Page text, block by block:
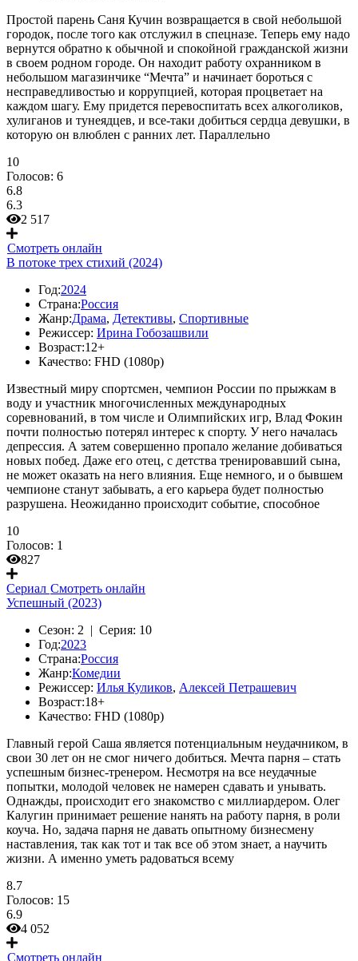
Простой парень Саня Кучин возвращается в свой небольшой
городок, после того как отслужил в спецназе. Теперь ему надо
вернутся обратно к обычной и спокойной гражданской жизни
в своем родном городе. Он находит работу охранником в
небольшом магазинчике “Мечта” и начинает бороться с
несправедливостью и коррупцией, которая процветает на
каждом шагу. Ему придется перевоспитать всех алкоголиков,
хулиганов и тунеядцев, и все-таки добиться сердца девушки, в
которую он влюблен с ранних лет. Параллельно
10
Голосов: 6
6.8
6.3
2 517
Смотреть онлайн
В потоке трех стихий (2024)
Год:2024
Страна:Россия
Жанр:Драма, Детективы, Спортивные
Режиссер: Ирина Гобозашвили
Возраст:12+
Качество: FHD (1080p)
Известный миру спортсмен, чемпион России по прыжкам в
воду и участник многочисленных международных
соревнований, в том числе и Олимпийских игр, Влад Фокин
почти полностью потерял интерес к спорту. У него началась
депрессия. А затем совершенно пропало желание добиваться
новых побед. Даже его отец, с детства тренировавший сына,
не может оказать на него влияния. Еще немного, и о бывшем
чемпионе станут забывать, а его карьера будет полностью
разрушена. Неожиданно происходит событие, способное
10
Голосов: 1
827
Сериал Смотреть онлайн
Успешный (2023)
Сезон: 2 | Серия: 10
Год:2023
Страна:Россия
Жанр:Комедии
Режиссер: Илья Куликов, Алексей Петрашевич
Возраст:18+
Качество: FHD (1080p)
Главный герой Саша является потенциальным неудачником, в
свои 30 лет он не смог ничего добиться. Мечта парня – стать
успешным бизнес-тренером. Несмотря на все неудачные
попытки, молодой человек не намерен сдавать и унывать.
Однажды, происходит его знакомство с миллиардером. Олег
Калугин принимает решение нанять на работу парня, в роли
коуча. Но, задача парня не давать опытному бизнесмену
наставления, так как тот и так все об этом знает, а научить
жизни. А именно уметь радоваться всему
8.7
Голосов: 15
6.9
4 052
Смотреть онлайн